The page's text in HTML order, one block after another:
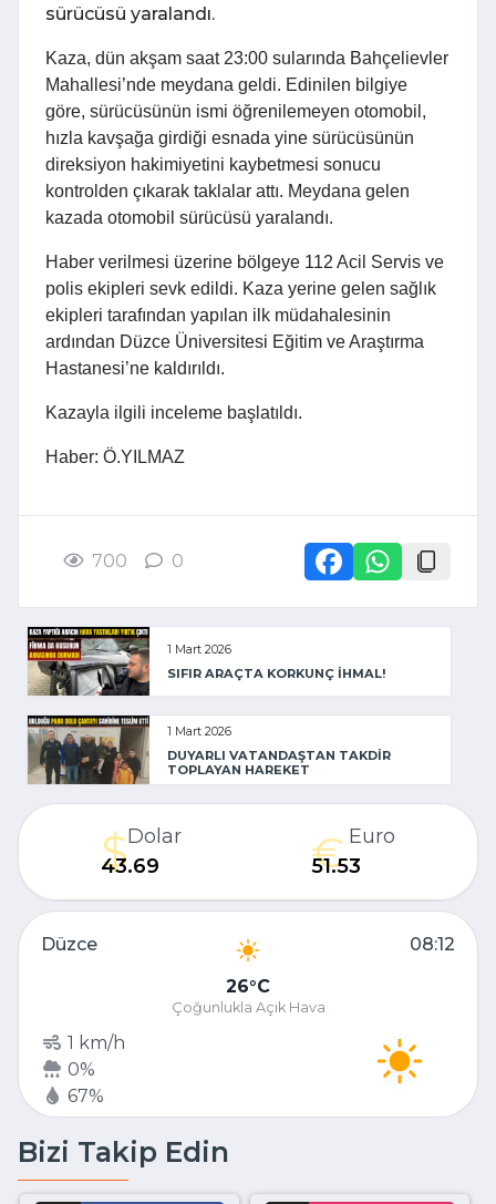
sürücüsü yaralandı.
Kaza, dün akşam saat 23:00 sularında Bahçelievler
Mahallesi’nde meydana geldi. Edinilen bilgiye
göre, sürücüsünün ismi öğrenilemeyen otomobil,
hızla kavşağa girdiği esnada yine sürücüsünün
direksiyon hakimiyetini kaybetmesi sonucu
kontrolden çıkarak taklalar attı. Meydana gelen
kazada otomobil sürücüsü yaralandı.
Haber verilmesi üzerine bölgeye 112 Acil Servis ve
polis ekipleri sevk edildi. Kaza yerine gelen sağlık
ekipleri tarafından yapılan ilk müdahalesinin
ardından Düzce Üniversitesi Eğitim ve Araştırma
Hastanesi’ne kaldırıldı.
Kazayla ilgili inceleme başlatıldı.
Haber: Ö.YILMAZ
700 0
1 Mart 2026
SIFIR ARAÇTA KORKUNÇ İHMAL!
1 Mart 2026
DUYARLI VATANDAŞTAN TAKDİR
TOPLAYAN HAREKET
Dolar
43.69
Euro
51.53
Düzce
08:12
26 C
Çoğunlukla Açık Hava
1 km/h
0%
67%
Bizi Takip Edin